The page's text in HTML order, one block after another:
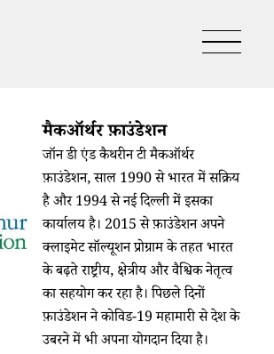
मैकऑर्थर फ़ाउंडेशन
जॉन डी एंड कैथरीन टी मैकऑर्थर
फ़ाउंडेशन, साल 1990 से भारत में सक्रिय
है और 1994 से नई दिल्ली में इसका
कार्यालय है। 2015 से फ़ाउंडेशन अपने
क्लाइमेट सॉल्यूशन प्रोग्राम के तहत भारत
के बढ़ते राष्ट्रीय, क्षेत्रीय और वैश्विक नेतृत्व
का सहयोग कर रहा है। पिछले दिनों
फ़ाउंडेशन ने कोविड-19 महामारी से देश के
उबरने में भी अपना योगदान दिया है।